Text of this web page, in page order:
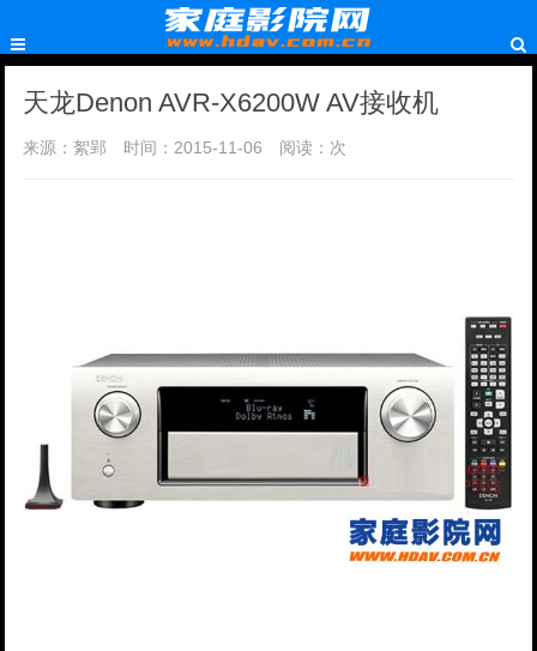
天龙Denon AVR-X6200W AV接收机
来源：絮郢 时间：2015-11-06 阅读： 次